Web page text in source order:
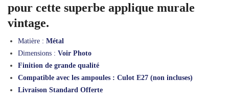
pour cette superbe applique murale
vintage.
Matière : Métal
Dimensions : Voir Photo
Finition de grande qualité
Compatible avec les ampoules : Culot E27 (non incluses)
Livraison Standard Offerte